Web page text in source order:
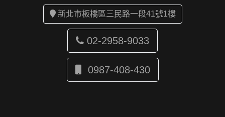
新北市板橋區三民路一段41號1樓
02-2958-9033
0987-408-430